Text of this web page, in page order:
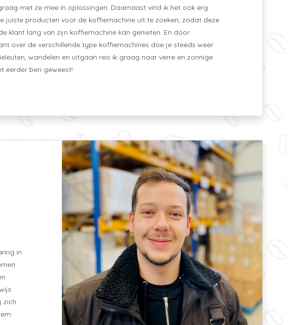
met ze mee in oplossingen. Daarnaast vind ik het ook erg
juiste producten voor de koffiemachine uit te zoeken, zodat deze
klant lang van zijn koffiemachine kan genieten. En door
over de verschillende type koffiemachines doe je steeds weer
wandelen en uitgaan reis ik graag naar verre en zonnige
eerder ben geweest!
in
zich